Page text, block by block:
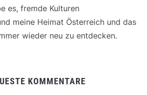
es, fremde Kulturen
meine Heimat Österreich und das
wieder neu zu entdecken.
KOMMENTARE